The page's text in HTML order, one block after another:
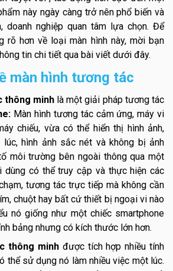
này ngày càng trở nên phổ biến và
doanh nghiệp quan tâm lựa chọn. Để
rõ hơn về loại màn hình này, mời bạn
tin chi tiết qua bài viết dưới đây.
màn hình tương tác
thông minhlà một giải pháp tương tác
Màn hình tương tác cảm ứng, máy vi
chiếu, vừa có thể hiển thị hình ảnh,
hình ảnh sắc nét và không bị ảnh
môi trường bên ngoài thông qua một
dùng có thể truy cập và thực hiện các
tương tác trực tiếp mà không cần
chuột hay bất cứ thiết bị ngoại vi nào
nó giống như một chiếc smartphone
bảng nhưng có kích thước lớn hơn.
thông minh được tích hợp nhiều tính
thể sử dụng nó làm nhiều việc một lúc.